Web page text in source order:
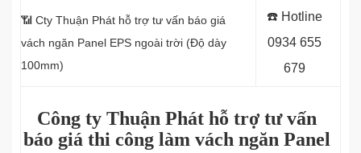
📶 Cty Thuận Phát hỗ trợ tư vấn báo giá
vách ngăn Panel EPS ngoài trời (Độ dày
100mm)
☎️ Hotline
0934 655
679
Công ty Thuận Phát hỗ trợ tư vấn
báo giá thi công làm vách ngăn Panel